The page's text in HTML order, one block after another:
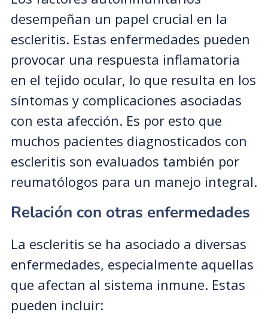
desempeñan un papel crucial en la
escleritis. Estas enfermedades pueden
provocar una respuesta inflamatoria
en el tejido ocular, lo que resulta en los
síntomas y complicaciones asociadas
con esta afección. Es por esto que
muchos pacientes diagnosticados con
escleritis son evaluados también por
reumatólogos para un manejo integral.
Relación con otras enfermedades
La escleritis se ha asociado a diversas
enfermedades, especialmente aquellas
que afectan al sistema inmune. Estas
pueden incluir: